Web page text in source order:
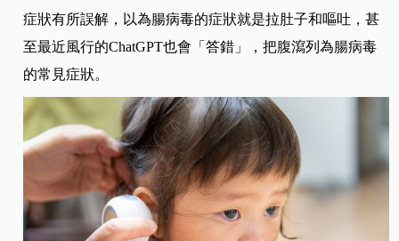
症狀有所誤解，以為腸病毒的症狀就是拉肚子和嘔吐，甚
至最近風行的ChatGPT也會「答錯」，把腹瀉列為腸病毒
的常見症狀。